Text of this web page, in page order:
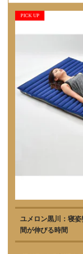
PICK UP
ユメロン黒川：寝
間が伸びる時間